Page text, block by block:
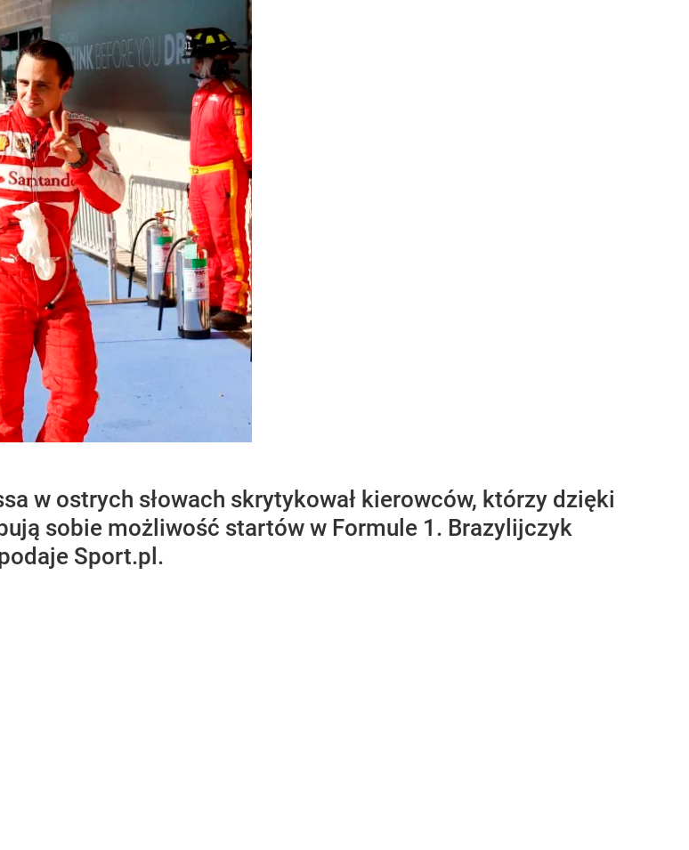
w ostrych słowach skrytykował kierowców, którzy dzięki
sobie możliwość startów w Formule 1. Brazylijczyk
Sport.pl.